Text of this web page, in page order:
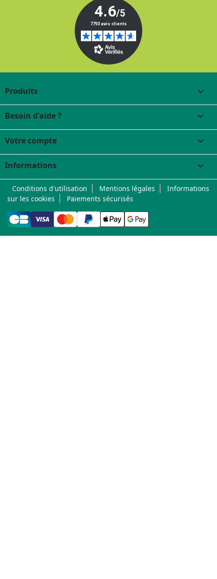
Produits 
Besoin d'aide ? 
Votre compte 
Informations keyboard_arrow_down
Conditions d'utilisation Mentions légales
Informations
sur les cookies
Paiements sécurisés